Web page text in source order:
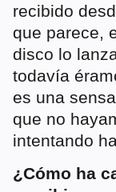
recibido
que parece,
disco lo
todavía
es una
que no
intentando
¿Cómo ha